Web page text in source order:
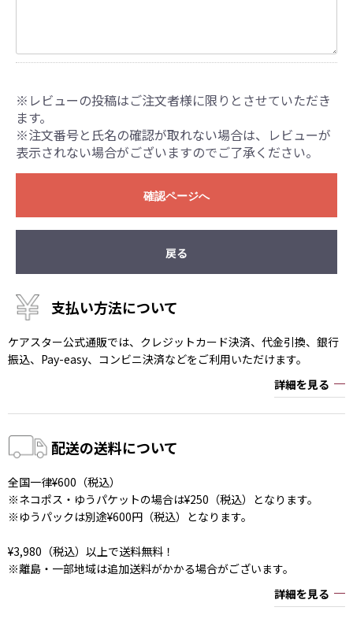
※レビューの投稿はご注文者様に限りとさせていただき
ます。
※注文番号と氏名の確認が取れない場合は、レビューが
表示されない場合がございますのでご了承ください。
確認ページへ
戻る
支払い方法について
ケアスター公式通販では、クレジットカード決済、代金引換、銀行
振込、Pay-easy、コンビニ決済などをご利用いただけます。
詳細を見る
配送の送料について
全国一律¥600（税込）
※ネコポス・ゆうパケットの場合は¥250（税込）となります。
※ゆうパックは別途¥600円（税込）となります。
¥3,980（税込）以上で送料無料！
※離島・一部地域は追加送料がかかる場合がございます。
詳細を見る